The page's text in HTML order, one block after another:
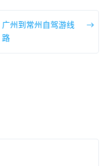
广州到常州自驾游线
路